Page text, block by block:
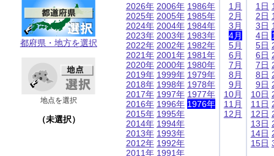
都府県・地方を選択
地点を選択
（未選択）
2026年
2025年
2024年
2023年
2022年
2021年
2020年
2019年
2018年
2017年
2016年
2015年
2014年
2013年
2012年
2011年
2006年
2005年
2004年
2003年
2002年
2001年
2000年
1999年
1998年
1997年
1996年
1995年
1994年
1993年
1992年
1991年
1986年
1985年
1984年
1983年
1982年
1981年
1980年
1979年
1978年
1977年
1976年
1月
2月
3月
4月
5月
6月
7月
8月
9月
10月
11月
12月
1日
2日
3日
4日
5日
6日
7日
8日
9日
10日
11日
12日
13日
14日
15日